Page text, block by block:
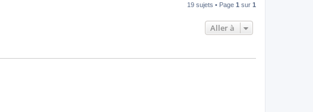
19 sujets • Page 1 sur 1
Aller à